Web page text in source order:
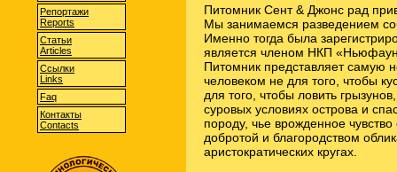
Репортажи
Reports
Статьи
Articles
Cсылки
Links
Faq
Контакты
Contacts
Питомник Сент & Джонс рад
Мы занимаемся разведением
Именно тогда была
является членом НКП
Питомник представляет самую
человеком не для того, чтобы
для того, чтобы ловить
суровых условиях острова и
породу, чье врожденное
добротой и благородством
аристократических кругах.